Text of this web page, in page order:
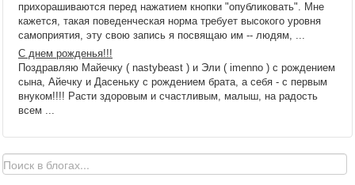
прихорашиваются перед нажатием кнопки "опубликовать". Мне
кажется, такая поведенческая норма требует высокого уровня
самоприятия, эту свою запись я посвящаю им -- людям, ...
С днем рожденья!!!
Поздравляю Майечку ( nastybeast ) и Эли ( imenno ) с рождением
сына, Айечку и Дасеньку с рождением брата, а себя - с первым
внуком!!!! Расти здоровым и счастливым, малыш, на радость
всем ...